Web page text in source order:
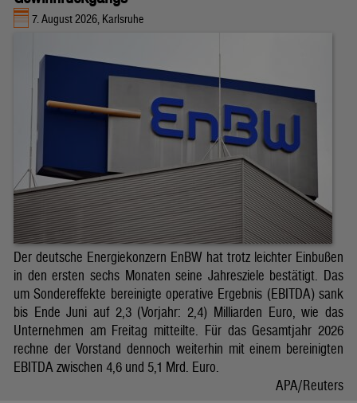
7. August 2026, Karlsruhe
Der deutsche Energiekonzern EnBW hat trotz leichter Einbußen
in den ersten sechs Monaten seine Jahresziele bestätigt. Das
um Sondereffekte bereinigte operative Ergebnis (EBITDA) sank
bis Ende Juni auf 2,3 (Vorjahr: 2,4) Milliarden Euro, wie das
Unternehmen am Freitag mitteilte. Für das Gesamtjahr 2026
rechne der Vorstand dennoch weiterhin mit einem bereinigten
EBITDA zwischen 4,6 und 5,1 Mrd. Euro.
APA/Reuters